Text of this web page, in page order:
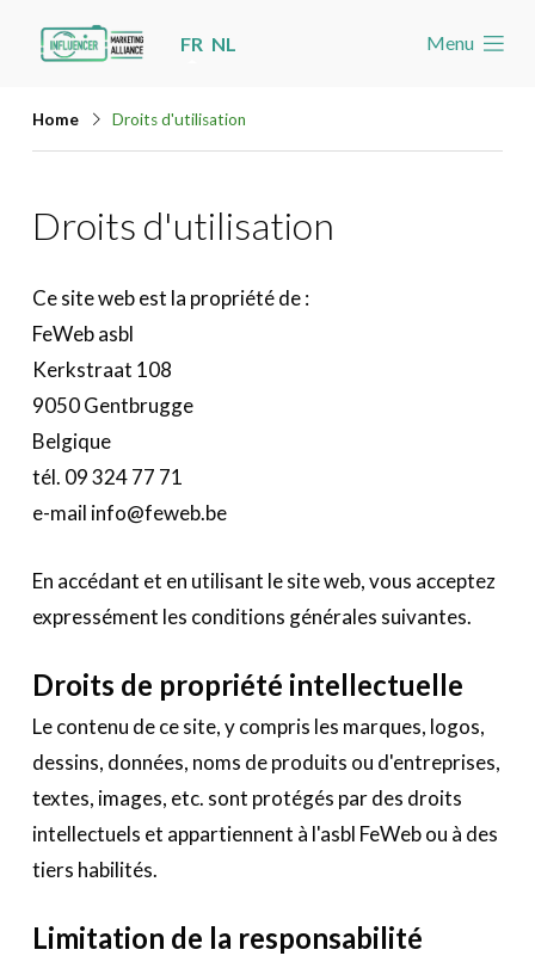
Jump
Jump
main
content
FR NL Menu
Home Droits d'utilisation
Droits d'utilisation
Ce site web est la propriété de :
FeWeb asbl
Kerkstraat 108
9050 Gentbrugge
Belgique
tél. 09 324 77 71
e-mail info@feweb.be
En accédant et en utilisant le site web, vous acceptez
expressément les conditions générales suivantes.
Droits de propriété intellectuelle
Le contenu de ce site, y compris les marques, logos,
dessins, données, noms de produits ou d'entreprises,
textes, images, etc. sont protégés par des droits
intellectuels et appartiennent à l'asbl FeWeb ou à des
tiers habilités.
Limitation de la responsabilité
Cas